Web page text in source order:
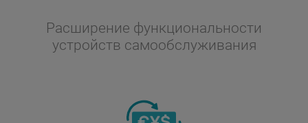
Расширение функциональности
устройств самообслуживания